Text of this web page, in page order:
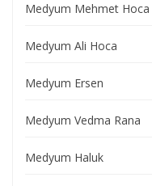
Medyum Mehmet Hoca
Medyum Ali Hoca
Medyum Ersen
Medyum Vedma Rana
Medyum Haluk